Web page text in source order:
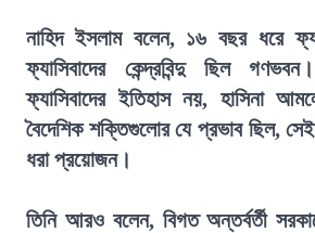
নাহিদ ইসলাম বলেন, ১৬ বছর ধরে
ফ্যাসিবাদের কেন্দ্রবিন্দু ছিল
ফ্যাসিবাদের ইতিহাস নয়, হাসিনা
বৈদেশিক শক্তিগুলোর যে প্রভাব ছিল,
ধরা প্রয়োজন।
তিনি আরও বলেন, বিগত অন্তর্বর্তী